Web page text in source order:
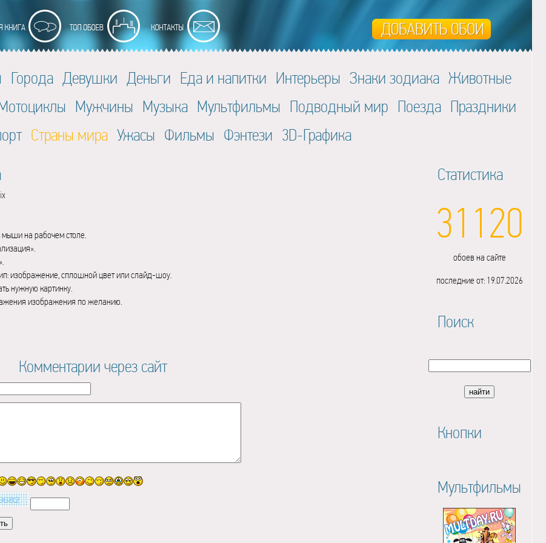
Города Девушки Деньги Еда и напитки Интерьеры Знаки зодиака Животные
Мужчины Музыка Мультфильмы Подводный мир Поезда Праздники
Страны мира Ужасы Фильмы Фэнтези 3D-Графика
на рабочем столе.
изображение, сплошной цвет или слайд-шоу.
нужную картинку.
изображения по желанию.
Комментарии через сайт
Статистика
31120
обоев на сайте
последние от: 19.07.2026
Поиск
Кнопки
Мультфильмы